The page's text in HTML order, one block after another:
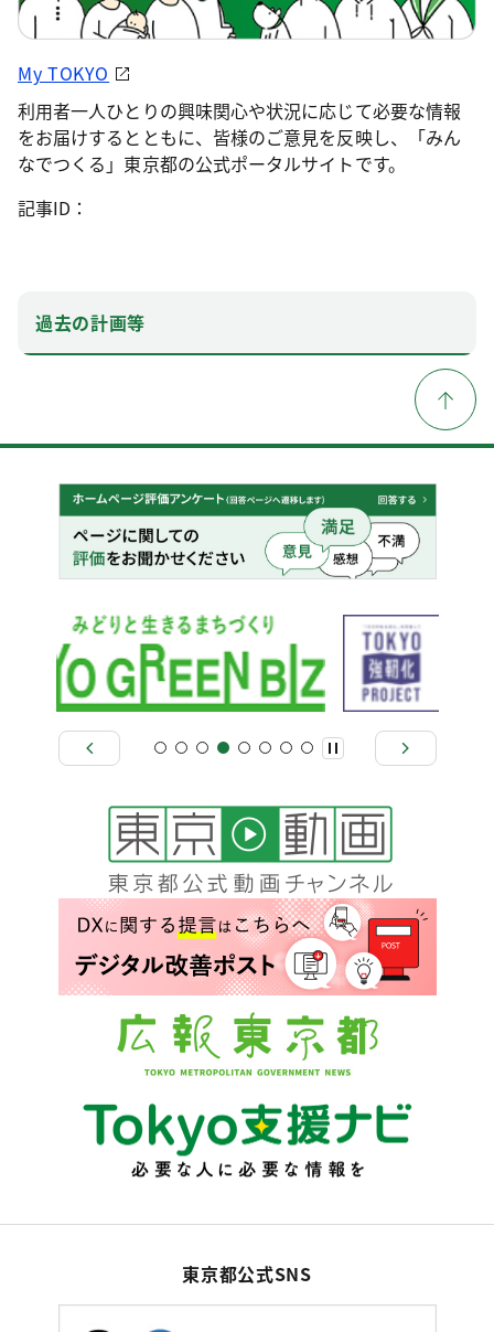
100年先を見据え、東京の緑を様々な主体と協働して価値
を高め、都民の皆様とともに未来へ継承していく新たな
プロジェクト「東京グリーンビズ」を始動します。
東京グリーンビズ（PDF：1.1 MB）（令和5（2023）
年8月更新）
My TOKYO
利用者一人ひとりの興味関心や状況に応じて必要な情報
をお届けするとともに、皆様のご意見を反映し、「みん
なでつくる」東京都の公式ポータルサイトです。
記事ID：
過去の計画等
東京都公式SNS